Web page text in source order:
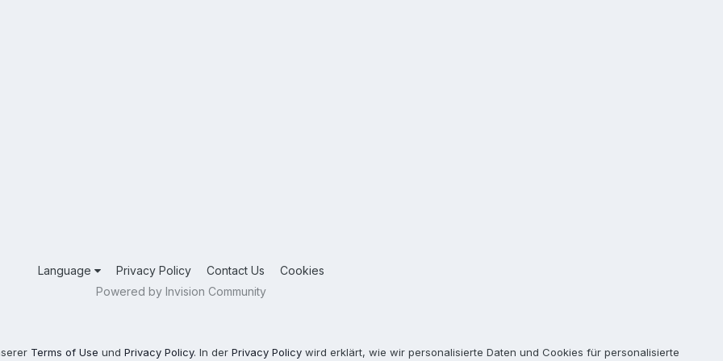
Language Privacy Policy Contact Us
Cookies
Powered by Invision Community
Terms of Use und Privacy Policy. In der Privacy Policy wird erklärt, wie wir personalisierte Daten und Cookies für personalisierte